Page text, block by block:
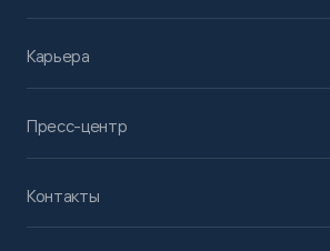
Карьера
Пресс-центр
Контакты